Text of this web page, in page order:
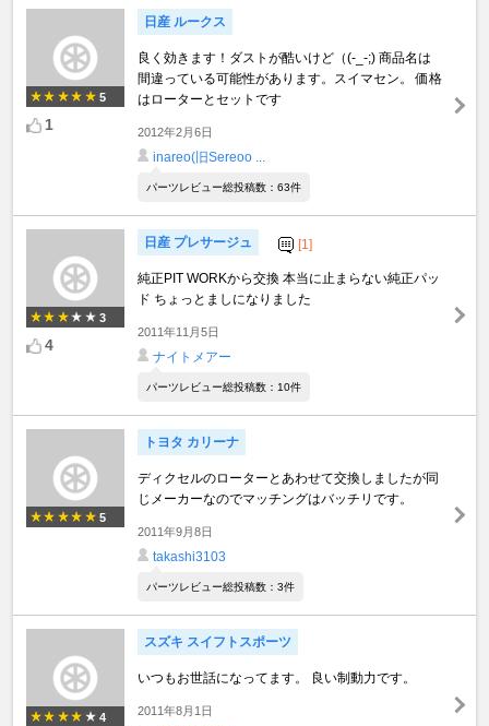
5
1
日産 ルークス
良く効きます！ダストが酷いけど（(-_-;) 商品名は
間違っている可能性があります。スイマセン。 価格
はローターとセットです
2012年2月6日
inareo(旧Sereoo ...
パーツレビュー総投稿数：63件
3
4
日産 プレサージュ [1]
純正PIT WORKから交換 本当に止まらない純正パッ
ド ちょっとましになりました
2011年11月5日
ナイトメアー
パーツレビュー総投稿数：10件
5
トヨタ カリーナ
ディクセルのローターとあわせて交換しましたが同
じメーカーなのでマッチングはバッチリです。
2011年9月8日
takashi3103
パーツレビュー総投稿数：3件
4
スズキ スイフトスポーツ
いつもお世話になってます。 良い制動力です。
2011年8月1日